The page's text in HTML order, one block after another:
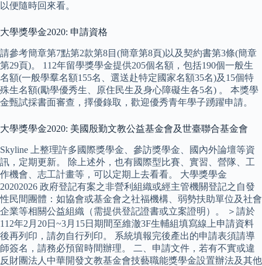
以便隨時回來看。
大學獎學金2020: 申請資格
請參考簡章第7點第2款第8目(簡章第8頁)以及契約書第3條(簡章
第29頁)。 112年留學獎學金提供205個名額，包括190個一般生
名額(一般學羣名額155名、選送赴特定國家名額35名)及15個特
殊生名額(勵學優秀生、原住民生及身心障礙生各5名) 。 本獎學
金甄試採書面審查，擇優錄取，歡迎優秀青年學子踴躍申請。
大學獎學金2020: 美國殷勤文教公益基金會及世臺聯合基金會
Skyline 上整理許多國際獎學金、參訪獎學金、國內外論壇等資
訊，定期更新。 除上述外，也有國際型比賽、實習、營隊、工
作機會、志工計畫等，可以定期上去看看。 大學獎學金
20202026 政府登記有案之非營利組織或經主管機關登記之自發
性民間團體：如協會或基金會之社福機構、弱勢扶助單位及社會
企業等相關公益組織（需提供登記證書或立案證明）。 ＞請於
112年2月20日~3月15日期間至維澈3F生輔組填寫線上申請資料
後再列印，請勿自行列印。 系統填報完後產出的申請表須請導
師簽名，請務必預留時間辦理。 二、申請文件，若有不實或違
反財團法人中華開發文教基金會技藝職能獎學金設置辦法及其他